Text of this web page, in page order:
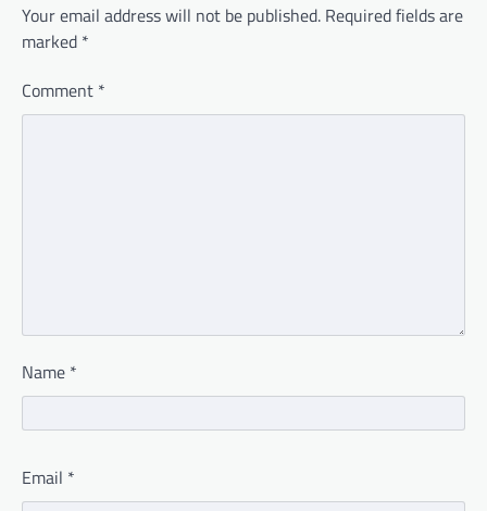
Your email address will not be published. Required fields are
marked *
Comment *
Name *
Email *